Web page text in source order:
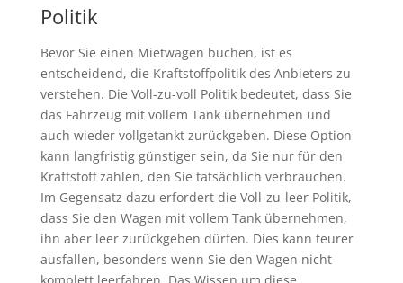
Politik
Bevor Sie einen Mietwagen buchen, ist es
entscheidend, die Kraftstoffpolitik des Anbieters zu
verstehen. Die Voll-zu-voll Politik bedeutet, dass Sie
das Fahrzeug mit vollem Tank übernehmen und
auch wieder vollgetankt zurückgeben. Diese Option
kann langfristig günstiger sein, da Sie nur für den
Kraftstoff zahlen, den Sie tatsächlich verbrauchen.
Im Gegensatz dazu erfordert die Voll-zu-leer Politik,
dass Sie den Wagen mit vollem Tank übernehmen,
ihn aber leer zurückgeben dürfen. Dies kann teurer
ausfallen, besonders wenn Sie den Wagen nicht